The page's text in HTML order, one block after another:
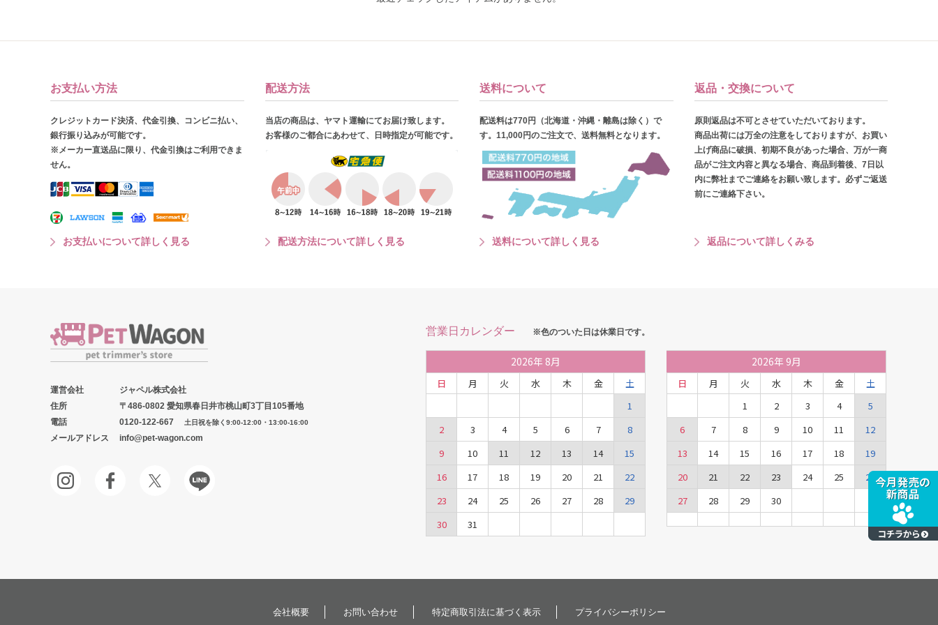
お支払い方法
クレジットカード決済、代金引換、コンビニ払い、
銀行振り込みが可能です。
※メーカー直送品に限り、代金引換はご利用できま
せん。
お支払いについて詳しく見る
配送方法
当店の商品は、ヤマト運輸にてお届け致します。
お客様のご都合にあわせて、日時指定が可能です。
配送方法について詳しく見る
送料について
配送料は770円（北海道・沖縄・離島は除く）で
す。11,000円のご注文で、送料無料となります。
送料について詳しく見る
返品・交換について
原則返品は不可とさせていただいております。
商品出荷には万全の注意をしておりますが、お買い
上げ商品に破損、初期不良があった場合、万が一商
品がご注文内容と異なる場合、商品到着後、7日以
内に弊社までご連絡をお願い致します。必ずご返送
前にご連絡下さい。
返品について詳しくみる
運営会社
ジャペル株式会社
住所
〒486-0802 愛知県春日井市桃山町3丁目105番地
電話
0120-122-667 土日祝を除く9:00-12:00・13:00-16:00
メールアドレス info@pet-wagon.com
営業日カレンダー ※色のついた日は休業日です。
2026年 8月
日 月 火 水 木 金
土
1
2
3 4 5 6 7
8
9
10 11 12 13 14
15
16
17 18 19 20 21
22
23
24 25 26 27 28
29
30
31
2026年 9月
日 月 火 水 木 金
土
1
2 3 4
5
6
7 8 9 10 11
12
13
14 15 16 17 18
19
20
21 22 23 24 25
26
27
28 29 30
会社概要 お問い合わせ 特定商取引法に基づく表示 プライバシーポリシー